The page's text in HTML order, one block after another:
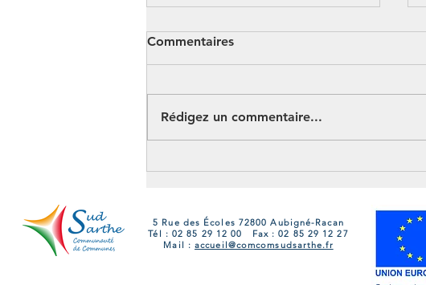
découvrir des services de
proximité
Commentaires
Rédigez un commentaire...
5 Rue des Écoles 72800 Aubigné-Racan
Tél : 02 85 29 12 00 Fax : 02 85 29 12 27
Mail :accueil@comcomsudsarthe.fr